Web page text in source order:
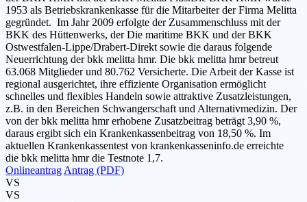
1953 als Betriebskrankenkasse für die Mitarbeiter der Firma Melitta
gegründet. Im Jahr 2009 erfolgte der Zusammenschluss mit der
BKK des Hüttenwerks, der Die maritime BKK und der BKK
Ostwestfalen-Lippe/Drabert-Direkt sowie die daraus folgende
Neuerrichtung der bkk melitta hmr. Die bkk melitta hmr betreut
63.068 Mitglieder und 80.762 Versicherte. Die Arbeit der Kasse ist
regional ausgerichtet, ihre effiziente Organisation ermöglicht
schnelles und flexibles Handeln sowie attraktive Zusatzleistungen,
z.B. in den Bereichen Schwangerschaft und Alternativmedizin. Der
von der bkk melitta hmr erhobene Zusatzbeitrag beträgt 3,90 %,
daraus ergibt sich ein Krankenkassenbeitrag von 18,50 %. Im
aktuellen Krankenkassentest von krankenkasseninfo.de erreichte
die bkk melitta hmr die Testnote 1,7.
Onlineantrag Antrag (PDF)
VS
VS